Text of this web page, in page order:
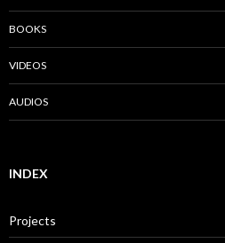
BOOKS
VIDEOS
AUDIOS
INDEX
Projects